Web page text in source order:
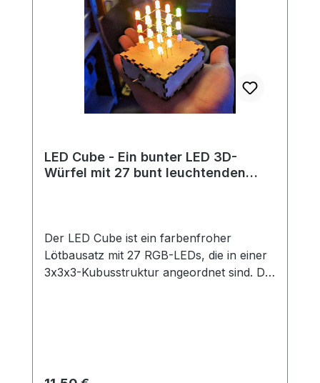
LED Cube - Ein bunter LED 3D-
Würfel mit 27 bunt leuchtenden
Der LED Cube ist ein farbenfroher
Lötbausatz mit 27 RGB-LEDs, die in einer
3x3x3-Kubusstruktur angeordnet sind. Die